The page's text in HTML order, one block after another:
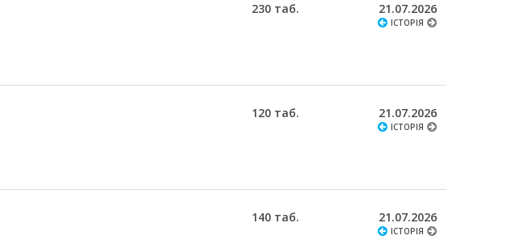
230 таб. 21.07.2026
ІСТОРІЯ
120 таб. 21.07.2026
ІСТОРІЯ
140 таб. 21.07.2026
ІСТОРІЯ